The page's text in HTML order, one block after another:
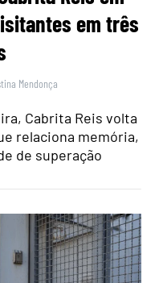
em três
Mendonça
Cabrita Reis volta
relaciona memória,
de superação